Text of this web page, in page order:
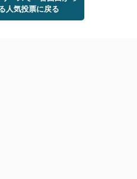
人気投票に戻る